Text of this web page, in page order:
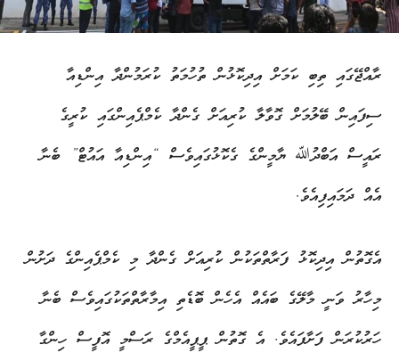
ރާއްޖޭގައި ތިބި ކަމަށް އިދިކޮޅުން ތުހުމަތު ކުރަމުންދާ އިންޑިއާ
ސިފައިން ބޭލުމަށް ގޮވާލާ ކުރިއަށް ގެންދާ ކެމްޕެއިންގައި ކުރީގެ
ރައީސް އަބްދުﷲ ޔާމީންގެ ގެކޮޅުގައިވެސް “އިންޑިއާ އައުޓް” ބެނާ
އެއް ދަމައިފިއެވެ.
އެގޮތުން އިދިކޮޅު ފަރާތްތަކުން ކުރިއަށް ގެންދާ މި ކެމްޕެއިންގެ ދަށުން
މިހާރު ވަނީ މާލޭގެ ބައެއް އެހެން ބޮޑެތި އިމާރާތްތަކުގައިވެސް ބެނާ
ހަރުކުރަން ފަށާފައެވެ. އެ ގޮތުން ޕީޕީއެމްގެ ރަސްމީ އޮފީސް ހިންގާ